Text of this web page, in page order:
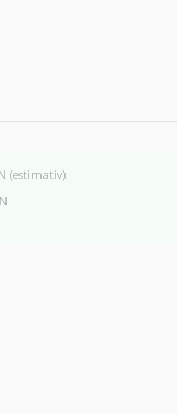
(estimativ)